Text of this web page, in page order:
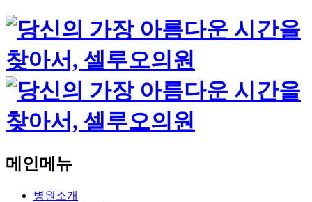
메인메뉴
병원소개